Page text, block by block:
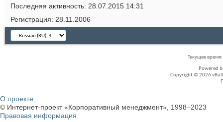
Последняя активность 28.07.2015 14:31
Регистрация
28.11.2006
Текущее время:
Powered
Copyright © 2026
О проекте
© Интернет-проект «Корпоративный менеджмент», 1998–2023
Правовая информация